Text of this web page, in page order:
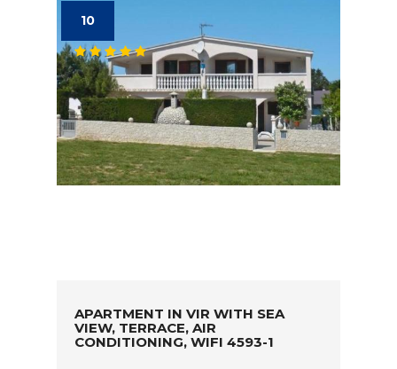
10
APARTMENT IN VIR WITH SEA
VIEW, TERRACE, AIR
CONDITIONING, WIFI 4593-1